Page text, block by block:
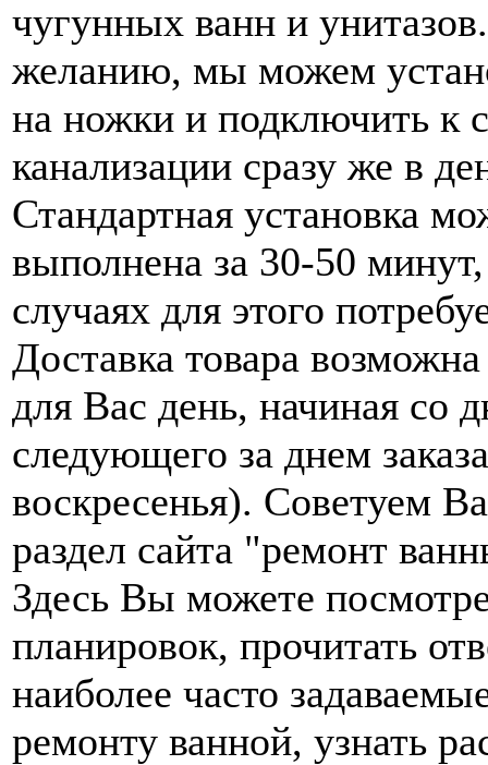
чугунных ванн и
желанию, мы можем
на ножки и подключить к
канализации сразу же в
Стандартная установка
выполнена за 30-50
случаях для этого
Доставка товара
для Вас день, начиная со
следующего за днем
воскресенья). Советуем
раздел сайта "ремонт
Здесь Вы можете
планировок, прочитать
наиболее часто
ремонту ванной, узнать